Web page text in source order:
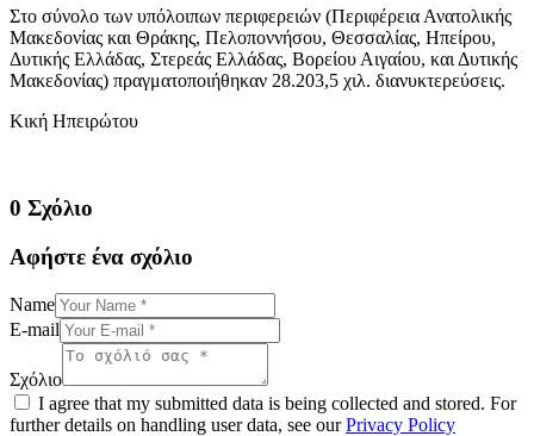
Στο σύνολο των υπόλοιπων περιφερειών (Περιφέρεια Ανατολικής
Μακεδονίας και Θράκης, Πελοποννήσου, Θεσσαλίας, Ηπείρου,
Δυτικής Ελλάδας, Στερεάς Ελλάδας, Βορείου Αιγαίου, και Δυτικής
Μακεδονίας) πραγματοποιήθηκαν 28.203,5 χιλ. διανυκτερεύσεις.
Κική Ηπειρώτου
0 Σχόλιο
Αφήστε ένα σχόλιο
Name
E-mail
Σχόλιο
I agree that my submitted data is being collected and stored. For
further details on handling user data, see ourPrivacy Policy